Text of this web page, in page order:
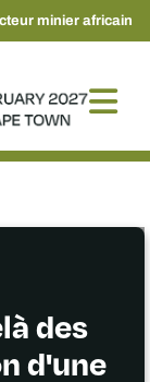
minier africain
des
d'une